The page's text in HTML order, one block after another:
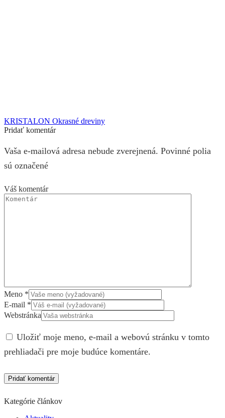
KRISTALON Okrasné dreviny
Pridať komentár
Vaša e-mailová adresa nebude zverejnená. Povinné polia
sú označené
Váš komentár
Meno *
E-mail *
Webstránka
Uložiť moje meno, e-mail a webovú stránku v tomto
prehliadači pre moje budúce komentáre.
Kategórie článkov